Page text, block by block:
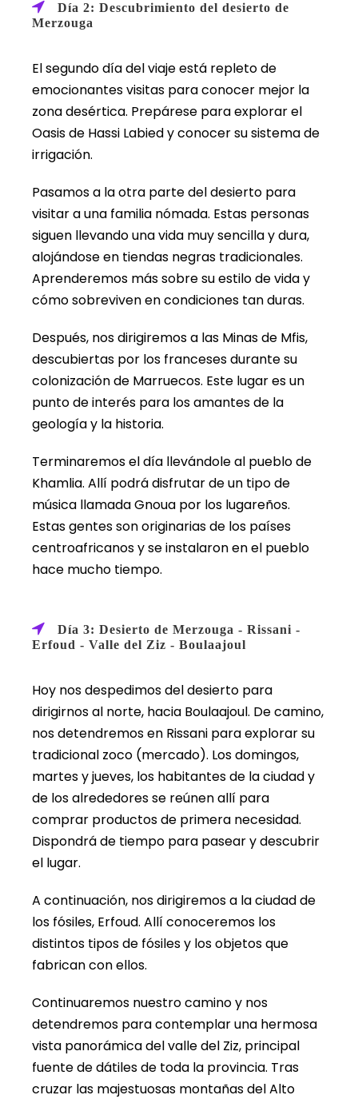
Día 2: Descubrimiento del desierto de
Merzouga
El segundo día del viaje está repleto de
emocionantes visitas para conocer mejor la
zona desértica. Prepárese para explorar el
Oasis de Hassi Labied y conocer su sistema de
irrigación.
Pasamos a la otra parte del desierto para
visitar a una familia nómada. Estas personas
siguen llevando una vida muy sencilla y dura,
alojándose en tiendas negras tradicionales.
Aprenderemos más sobre su estilo de vida y
cómo sobreviven en condiciones tan duras.
Después, nos dirigiremos a las Minas de Mfis,
descubiertas por los franceses durante su
colonización de Marruecos. Este lugar es un
punto de interés para los amantes de la
geología y la historia.
Terminaremos el día llevándole al pueblo de
Khamlia. Allí podrá disfrutar de un tipo de
música llamada Gnoua por los lugareños.
Estas gentes son originarias de los países
centroafricanos y se instalaron en el pueblo
hace mucho tiempo.
Día 3: Desierto de Merzouga - Rissani -
Erfoud - Valle del Ziz - Boulaajoul
Hoy nos despedimos del desierto para
dirigirnos al norte, hacia Boulaajoul. De camino,
nos detendremos en Rissani para explorar su
tradicional zoco (mercado). Los domingos,
martes y jueves, los habitantes de la ciudad y
de los alrededores se reúnen allí para
comprar productos de primera necesidad.
Dispondrá de tiempo para pasear y descubrir
el lugar.
A continuación, nos dirigiremos a la ciudad de
los fósiles, Erfoud. Allí conoceremos los
distintos tipos de fósiles y los objetos que
fabrican con ellos.
Continuaremos nuestro camino y nos
detendremos para contemplar una hermosa
vista panorámica del valle del Ziz, principal
fuente de dátiles de toda la provincia. Tras
cruzar las majestuosas montañas del Alto